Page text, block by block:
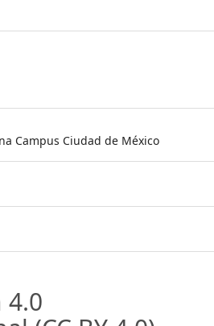
Campus Ciudad de México